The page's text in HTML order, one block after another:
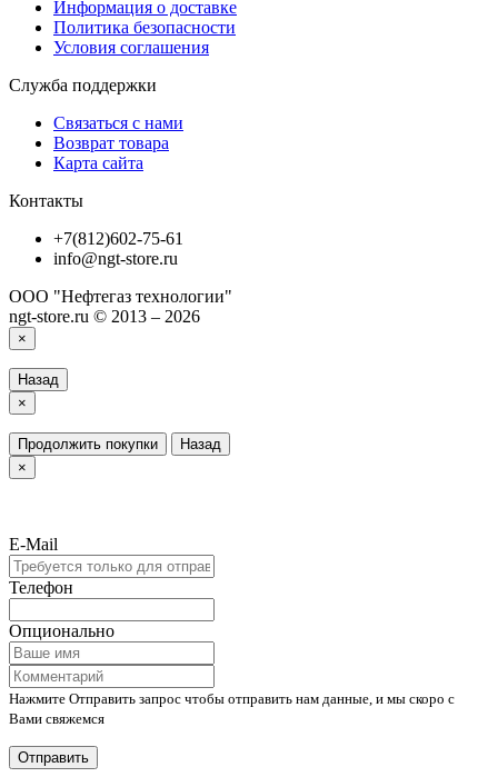
Информация о доставке
Политика безопасности
Условия соглашения
Служба поддержки
Связаться с нами
Возврат товара
Карта сайта
Контакты
+7(812)602-75-61
info@ngt-store.ru
ООО "Нефтегаз технологии"
ngt-store.ru © 2013 – 2026
×
Назад
×
Продолжить покупки
Назад
×
E-Mail
Телефон
Опционально
Нажмите Отправить запрос чтобы отправить нам данные, и мы скоро с
Вами свяжемся
Отправить